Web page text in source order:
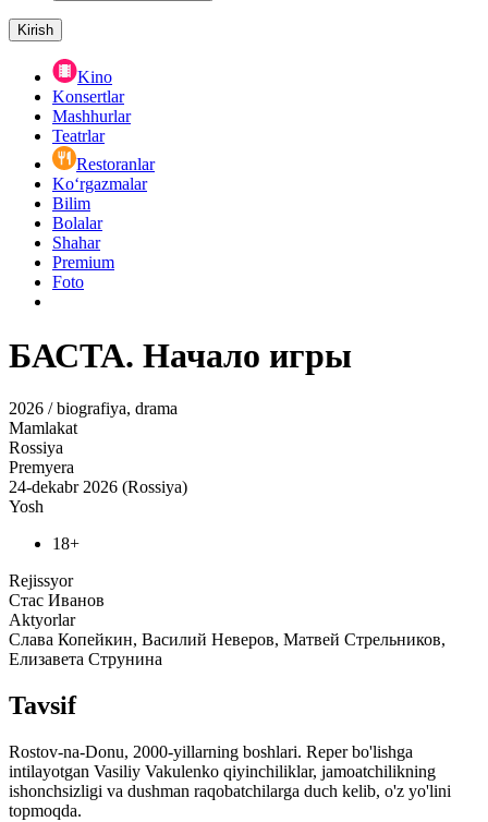
Kirish
Kino
Konsertlar
Mashhurlar
Teatrlar
Restoranlar
Ko‘rgazmalar
Bilim
Bolalar
Shahar
Premium
Foto
БАСТА. Начало игры
2026 / biografiya, drama
Mamlakat
Rossiya
Premyera
24-dekabr 2026 (Rossiya)
Yosh
18+
Rejissyor
Стас Иванов
Aktyorlar
Слава Копейкин, Василий Неверов, Матвей Стрельников,
Елизавета Струнина
Tavsif
Rostov-na-Donu, 2000-yillarning boshlari. Reper bo'lishga
intilayotgan Vasiliy Vakulenko qiyinchiliklar, jamoatchilikning
ishonchsizligi va dushman raqobatchilarga duch kelib, o'z yo'lini
topmoqda.